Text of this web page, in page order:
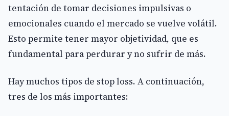
tentación de tomar decisiones impulsivas o
emocionales cuando el mercado se vuelve volátil.
Esto permite tener mayor objetividad, que es
fundamental para perdurar y no sufrir de más.
Hay muchos tipos de stop loss. A continuación,
tres de los más importantes: